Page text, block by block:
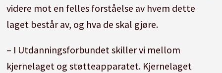
til norske lærere går med til andre aktiviteter
enn ren undervisning.»
videre mot en felles forståelse av hvem dette
laget består av, og hva de skal gjøre.
– I Utdanningsforbundet skiller vi mellom
kjernelaget og støtteapparatet. Kjernelaget